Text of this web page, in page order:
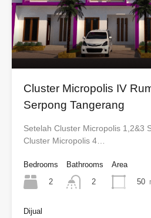
Cluster Micropolis IV
Serpong Tangerang
Setelah Cluster Micropolis 1,2&3
Cluster Micropolis 4…
Bedrooms
2
Bathrooms
2
Area
50
Dijual